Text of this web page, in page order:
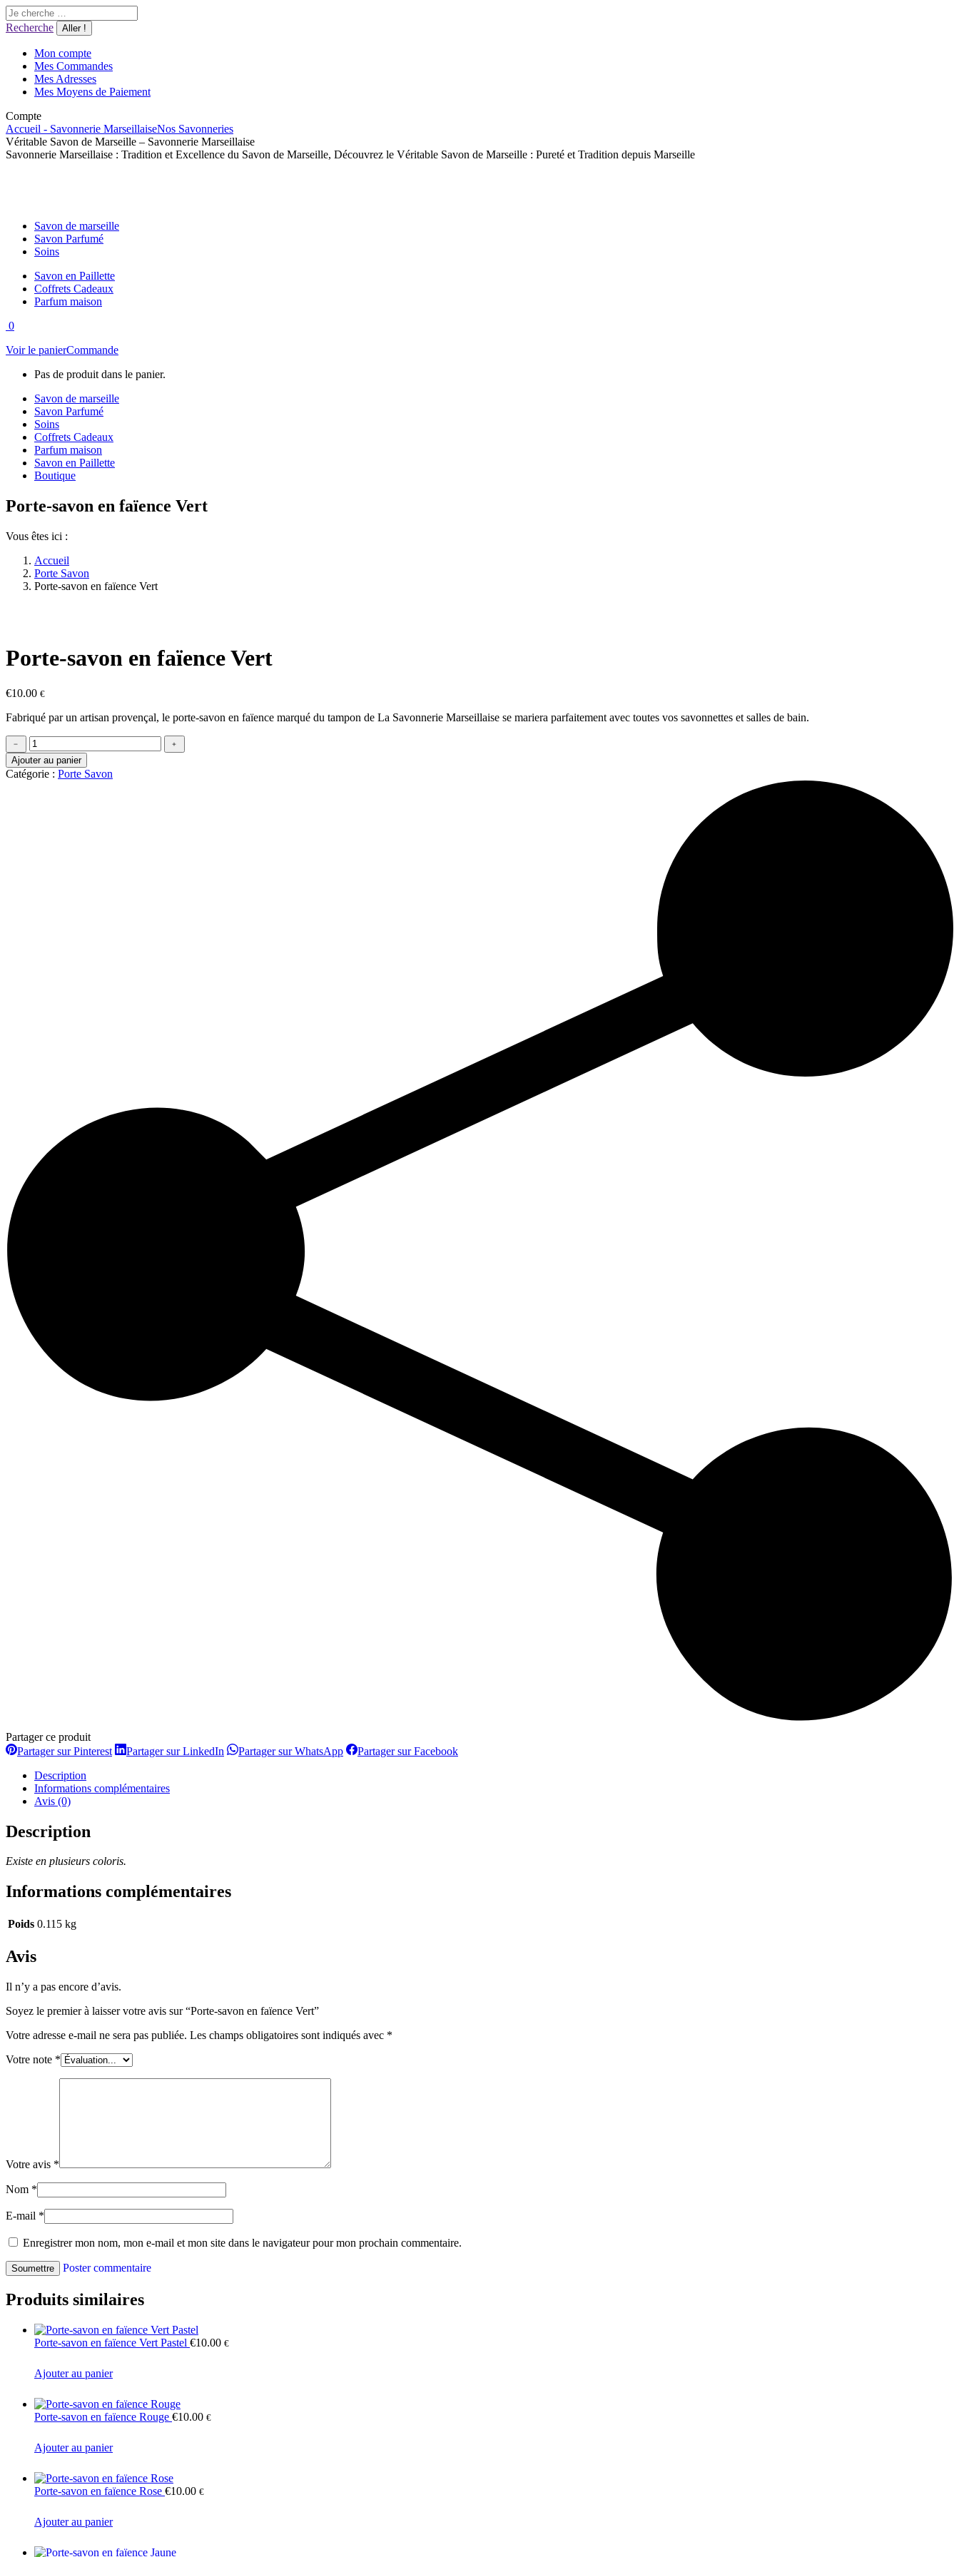
Aller
au
contenu
Recherche
:Recherche
Mon compte
Mes Commandes
Mes Adresses
Mes Moyens de Paiement
Compte
Accueil - Savonnerie MarseillaiseNos Savonneries
Véritable Savon de Marseille – Savonnerie Marseillaise
Savonnerie Marseillaise : Tradition et Excellence du Savon de Marseille, Découvrez le Véritable Savon de Marseille : Pureté et Tradition depuis Marseille
Savon de marseille
Savon Parfumé
Soins
Savon en Paillette
Coffrets Cadeaux
Parfum maison
0
Voir le panierCommande
Pas de produit dans le panier.
Savon de marseille
Savon Parfumé
Soins
Coffrets Cadeaux
Parfum maison
Savon en Paillette
Boutique
Porte-savon en faïence Vert
Vous êtes ici :
Accueil
Porte Savon
Porte-savon en faïence Vert
Porte-savon en faïence Vert
€10.00 €
Fabriqué par un artisan provençal, le porte-savon en faïence marqué du tampon de La Savonnerie Marseillaise se mariera parfaitement avec toutes vos savonnettes et salles de bain.
quantité
de
Porte-
savon
﹣
﹢
Ajouter au panier
Catégorie : Porte Savon
Partager ce produit
Partager sur PinterestPartager
Partager sur LinkedIn Partager
Partager sur WhatsAppPartager
Partager sur FacebookPartager
Description
Informations complémentaires
Avis (0)
Description
Existe en plusieurs coloris.
Informations complémentaires
Poids 0.115 kg
Avis
Il n’y a pas encore d’avis.
Soyez le premier à laisser votre avis sur “Porte-savon en faïence Vert”
Votre adresse e-mail ne sera pas publiée. Les champs obligatoires sont indiqués avec *
Votre note *
Votre avis *
Nom *
E-mail *
Enregistrer mon nom, mon e-mail et mon site dans le navigateur pour mon prochain commentaire.
Poster commentaire
Produits similaires
Porte-savon en faïence Vert Pastel €10.00 €
Ajouter au panier
Porte-savon en faïence Rouge €10.00 €
Ajouter au panier
Porte-savon en faïence Rose €10.00 €
Ajouter au panier